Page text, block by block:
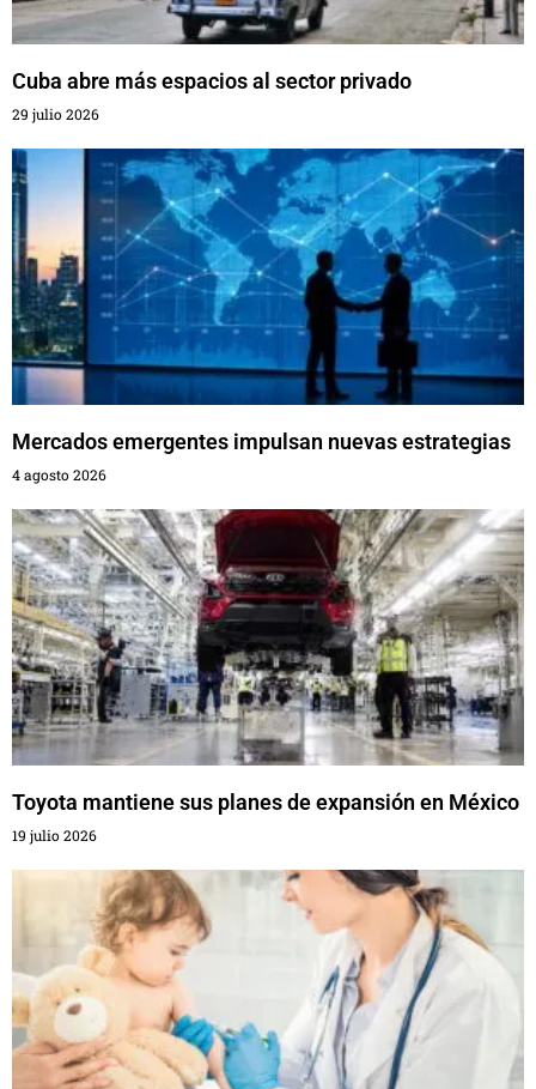
Cuba abre más espacios al sector privado
29 julio 2026
Mercados emergentes impulsan nuevas estrategias
4 agosto 2026
Toyota mantiene sus planes de expansión en México
19 julio 2026